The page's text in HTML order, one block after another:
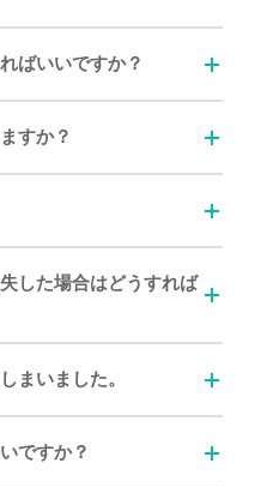
ばいいですか？
すか？
した場合はどうすれば
まいました。
ですか？